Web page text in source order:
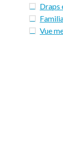
Draps
Vue